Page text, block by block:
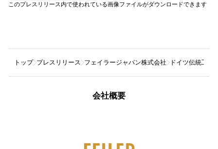
このプレスリリース内で使われている画像ファイルがダウンロードできます
トップ プレスリリース フェイラージャパン株式会社 ドイツ伝統工芸
会社概要